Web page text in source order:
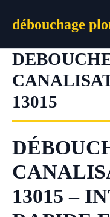
débouchage
13015
13015 –